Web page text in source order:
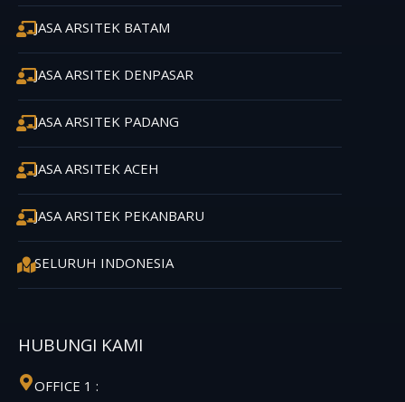
JASA ARSITEK BATAM
JASA ARSITEK DENPASAR
JASA ARSITEK PADANG
JASA ARSITEK ACEH
JASA ARSITEK PEKANBARU
SELURUH INDONESIA
HUBUNGI KAMI
OFFICE 1 :